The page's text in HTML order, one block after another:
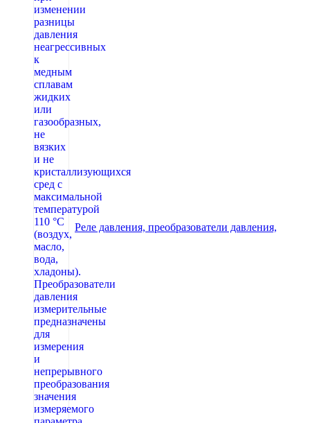
Реле давления, преобразователи давления,